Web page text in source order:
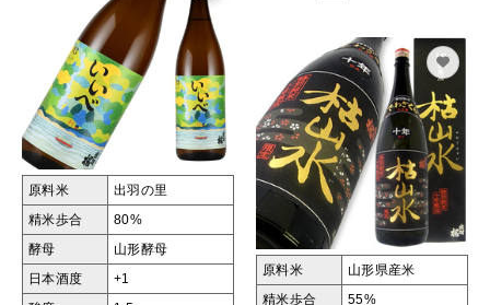
原料米 出羽の里
精米歩合 80%
酵母 山形酵母
日本酒度 +1
原料米 山形県産米
精米歩合 55%